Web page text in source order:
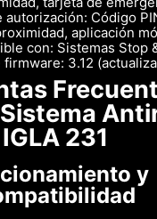
autorización: Código
aplicación
con: Sistemas Stop
3.12
Sistema
IGLA 231
y